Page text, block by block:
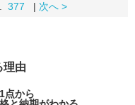
377 | 次へ >
理由
点から